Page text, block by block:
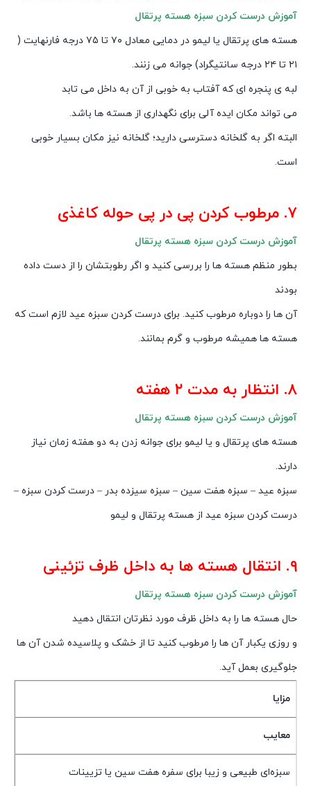
آموزش درست کردن سبزه هسته پرتقال
هسته های پرتقال یا لیمو در دمایی معادل ۷۰ تا ۷۵ درجه فارنهایت (
۲۱ تا ۲۴ درجه سانتیگراد) جوانه می زنند.
لبه ی پنجره ای که آفتاب به خوبی از آن به داخل می تابد
می تواند مکان ایده آلی برای نگهداری از هسته ها باشد.
البته اگر به گلخانه دسترسی دارید؛ گلخانه نیز مکان بسیار خوبی
است.
۷. مرطوب کردن پی در پی حوله کاغذی
آموزش درست کردن سبزه هسته پرتقال
بطور منظم هسته ها را بررسی کنید و اگر رطوبتشان را از دست داده
بودند
آن ها را دوباره مرطوب کنید. برای درست کردن سبزه عید لازم است که
هسته ها همیشه مرطوب و گرم بمانند.
۸. انتظار به مدت ۲ هفته
آموزش درست کردن سبزه هسته پرتقال
هسته های پرتقال و یا لیمو برای جوانه زدن به دو هفته زمان نیاز
دارند.
سبزه عید – سبزه هفت سین – سبزه سیزده بدر – درست کردن سبزه –
درست کردن سبزه عید از هسته پرتقال و لیمو
۹. انتقال هسته ها به داخل ظرف تزئینی
آموزش درست کردن سبزه هسته پرتقال
حال هسته ها را به داخل ظرف مورد نظرتان انتقال دهید
و روزی یکبار آن ها را مرطوب کنید تا از خشک و پلاسیده شدن آن ها
جلوگیری بعمل آید.
مزایا
معایب
سبزه‌ای طبیعی و زیبا برای سفره هفت سین یا تزیینات